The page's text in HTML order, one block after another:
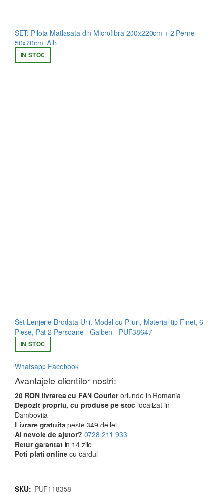
SET: Pilota Matlasata din Microfibra 200x220cm + 2 Perne
50x70cm, Alb
ÎN STOC
Set Lenjerie Brodata Uni, Model cu Pliuri, Material tip Finet, 6
Piese, Pat 2 Persoane - Galben - PUF38647
ÎN STOC
Whatsapp Facebook
Avantajele clientilor nostri:
20 RON livrarea cu FAN Courieroriunde in Romania
Depozit propriu, cu produse pe stoc localizat in
Dambovita
Livrare gratuita peste 349 de lei
Ai nevoie de ajutor? 0728 211 933
Retur garantat in 14 zile
Poti plati online cu cardul
SKU: PUF118358